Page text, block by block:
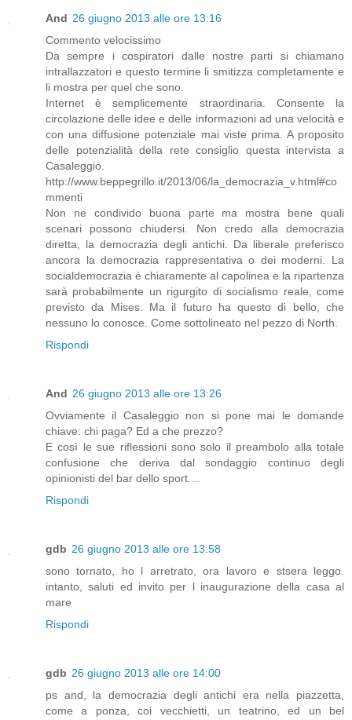
And 26 giugno 2013 alle ore 13:16
Commento velocissimo
Da sempre i cospiratori dalle nostre parti si chiamano
intrallazzatori e questo termine li smitizza completamente e
li mostra per quel che sono.
Internet è semplicemente straordinaria. Consente la
circolazione delle idee e delle informazioni ad una velocità e
con una diffusione potenziale mai viste prima. A proposito
delle potenzialità della rete consiglio questa intervista a
Casaleggio.
http://www.beppegrillo.it/2013/06/la_democrazia_v.html#co
mmenti
Non ne condivido buona parte ma mostra bene quali
scenari possono chiudersi. Non credo alla democrazia
diretta, la democrazia degli antichi. Da liberale preferisco
ancora la democrazia rappresentativa o dei moderni. La
socialdemocrazia è chiaramente al capolinea e la ripartenza
sarà probabilmente un rigurgito di socialismo reale, come
previsto da Mises. Ma il futuro ha questo di bello, che
nessuno lo conosce. Come sottolineato nel pezzo di North.
Rispondi
And 26 giugno 2013 alle ore 13:26
Ovviamente il Casaleggio non si pone mai le domande
chiave: chi paga? Ed a che prezzo?
E così le sue riflessioni sono solo il preambolo alla totale
confusione che deriva dal sondaggio continuo degli
opinionisti del bar dello sport....
Rispondi
gdb 26 giugno 2013 alle ore 13:58
sono tornato, ho l arretrato, ora lavoro e stsera leggo.
intanto, saluti ed invito per l inaugurazione della casa al
mare
Rispondi
gdb 26 giugno 2013 alle ore 14:00
ps and, la democrazia degli antichi era nella piazzetta,
come a ponza, coi vecchietti, un teatrino, ed un bel